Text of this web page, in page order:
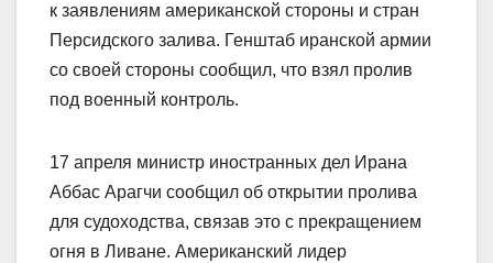
к заявлениям американской стороны и стран
Персидского залива. Генштаб иранской армии
со своей стороны сообщил, что взял пролив
под военный контроль.
17 апреля министр иностранных дел Ирана
Аббас Арагчи сообщил об открытии пролива
для судоходства, связав это с прекращением
огня в Ливане. Американский лидер